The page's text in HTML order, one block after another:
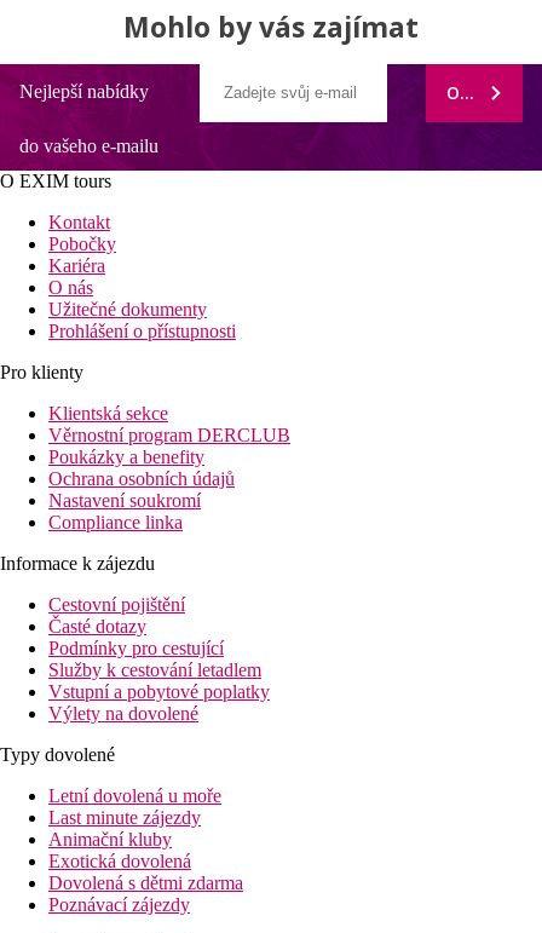
Mohlo by vás zajímat
Nejlepší nabídky
do vašeho e-mailu
ODEBÍRAT
O EXIM tours
Kontakt
Pobočky
Kariéra
O nás
Užitečné dokumenty
Prohlášení o přístupnosti
Pro klienty
Klientská sekce
Věrnostní program DERCLUB
Poukázky a benefity
Ochrana osobních údajů
Nastavení soukromí
Compliance linka
Informace k zájezdu
Cestovní pojištění
Časté dotazy
Podmínky pro cestující
Služby k cestování letadlem
Vstupní a pobytové poplatky
Výlety na dovolené
Typy dovolené
Letní dovolená u moře
Last minute zájezdy
Animační kluby
Exotická dovolená
Dovolená s dětmi zdarma
Poznávací zájezdy